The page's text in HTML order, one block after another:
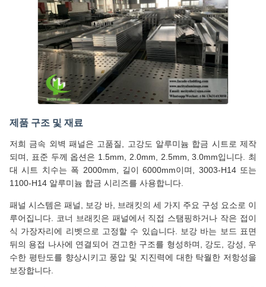
제품 구조 및 재료
저희 금속 외벽 패널은 고품질, 고강도 알루미늄 합금 시트로 제작
되며, 표준 두께 옵션은 1.5mm, 2.0mm, 2.5mm, 3.0mm입니다. 최
대 시트 치수는 폭 2000mm, 길이 6000mm이며, 3003-H14 또는
1100-H14 알루미늄 합금 시리즈를 사용합니다.
패널 시스템은 패널, 보강 바, 브래킷의 세 가지 주요 구성 요소로 이
루어집니다. 코너 브래킷은 패널에서 직접 스탬핑하거나 작은 접이
식 가장자리에 리벳으로 고정할 수 있습니다. 보강 바는 보드 표면
뒤의 용접 나사에 연결되어 견고한 구조를 형성하며, 강도, 강성, 우
수한 평탄도를 향상시키고 풍압 및 지진력에 대한 탁월한 저항성을
보장합니다.